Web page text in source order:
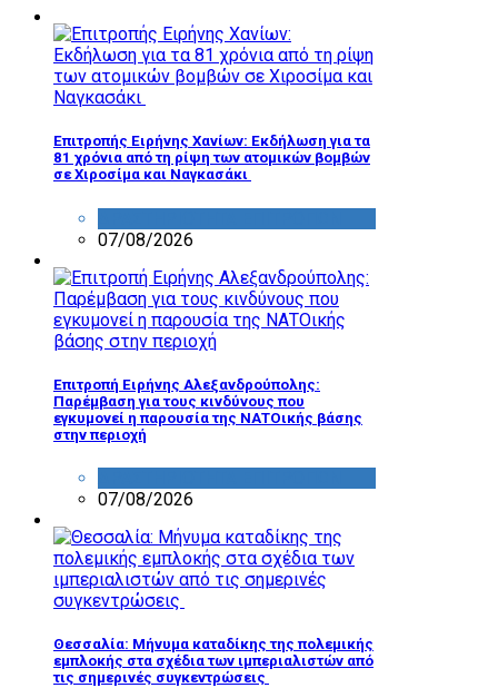
Επιτροπής Ειρήνης Χανίων: Εκδήλωση για τα
81 χρόνια από τη ρίψη των ατομικών βομβών
σε Χιροσίμα και Ναγκασάκι
07/08/2026
Επιτροπή Ειρήνης Αλεξανδρούπολης:
Παρέμβαση για τους κινδύνους που
εγκυμονεί η παρουσία της ΝΑΤΟικής βάσης
στην περιοχή
07/08/2026
Θεσσαλία: Μήνυμα καταδίκης της πολεμικής
εμπλοκής στα σχέδια των ιμπεριαλιστών από
τις σημερινές συγκεντρώσεις